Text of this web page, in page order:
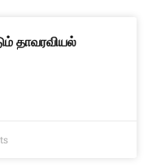
தாவரவியல்